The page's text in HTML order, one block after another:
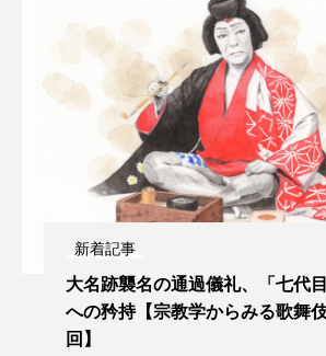
新着記事
大名跡襲名の通過儀礼、「七代
への矜持【宗教学からみる歌舞
回】